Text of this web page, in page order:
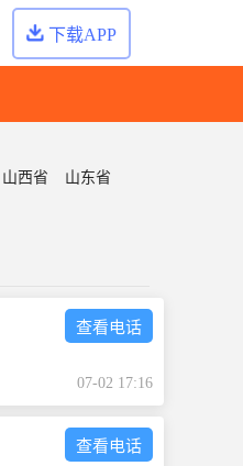
下载APP
山西省
山东省
查看电话
07-02 17:16
查看电话